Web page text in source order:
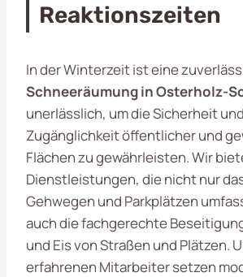
Reaktionszeiten
In der Winterzeit ist eine
Schneeräumung in Osterholz-
unerlässlich, um die Sicherheit und
Zugänglichkeit öffentlicher und
Flächen zu gewährleisten. Wir
Dienstleistungen, die nicht nur
Gehwegen und Parkplätzen
auch die fachgerechte
und Eis von Straßen und Plätzen.
erfahrenen Mitarbeiter setzen